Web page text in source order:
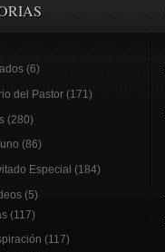
(6)
del Pastor (171)
(280)
(86)
Especial (184)
(5)
(117)
(117)